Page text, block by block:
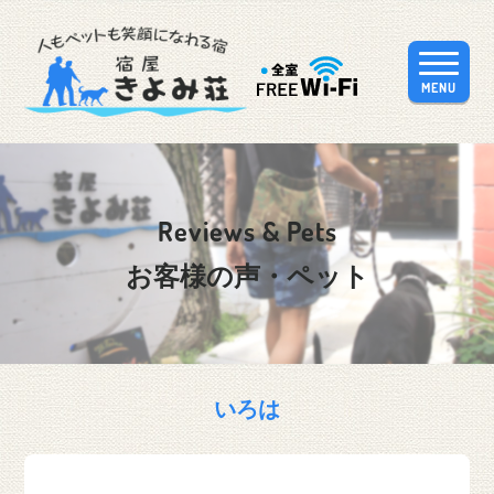
MENU
Reviews & Pets
お客様の声・ペット
いろは